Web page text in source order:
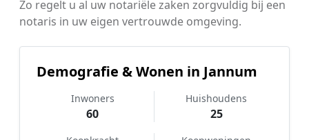
Zo regelt u al uw notariële zaken zorgvuldig bij een
notaris in uw eigen vertrouwde omgeving.
Demografie & Wonen in Jannum
Inwoners
60
Huishoudens
25